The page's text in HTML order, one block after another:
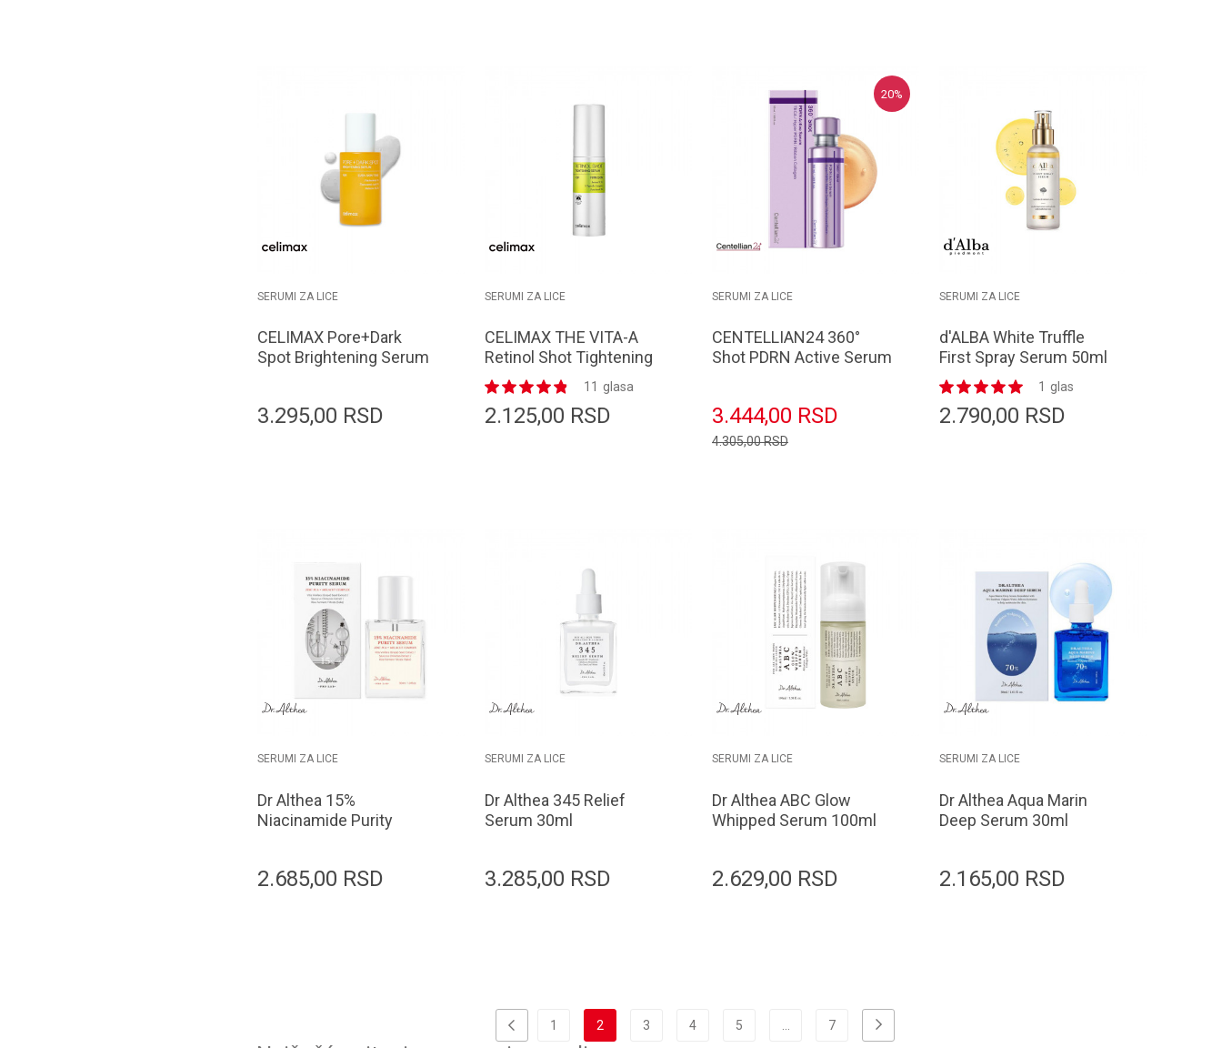
SERUMI ZA LICE
CELIMAX Pore+Dark
Spot Brightening Serum
3.295,00 RSD
SERUMI ZA LICE
CELIMAX THE VITA-A
Retinol Shot Tightening
Serum 30ml
glasa
11
2.125,00 RSD
20%
SERUMI ZA LICE
CENTELLIAN24 360°
Shot PDRN Active Serum
3.444,00 RSD
4.305,00RSD
SERUMI ZA LICE
d'ALBA White Truffle
First Spray Serum 50ml
glas
1
2.790,00 RSD
SERUMI ZA LICE
Dr Althea 15%
Niacinamide Purity
2.685,00 RSD
SERUMI ZA LICE
Dr Althea 345 Relief
Serum 30ml
3.285,00 RSD
SERUMI ZA LICE
Dr Althea ABC Glow
Whipped Serum 100ml
2.629,00 RSD
SERUMI ZA LICE
Dr Althea Aqua Marin
Deep Serum 30ml
2.165,00 RSD
1 2 3 4 5 7